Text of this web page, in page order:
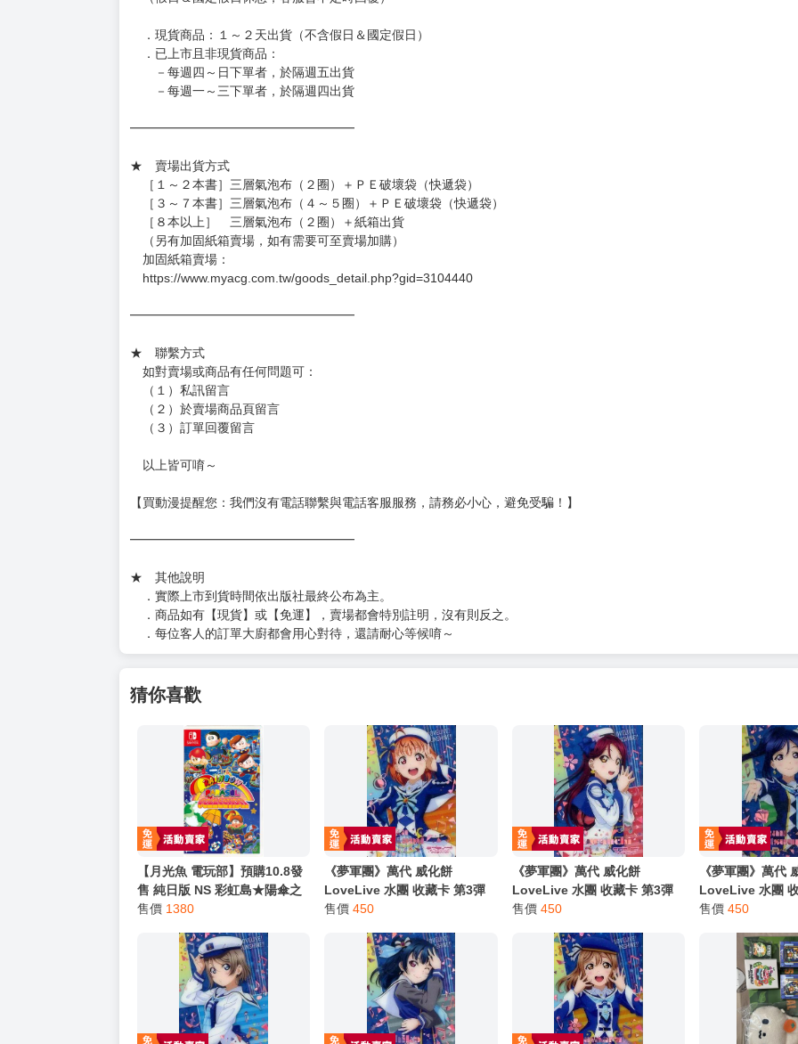
約發售後1個月-2個月抵台。
◆如遇缺貨或砍單，將另行通知並取消訂單，敬請諒解。
週一～週五 １０：００～１９：００
（假日＆國定假日休息，客服會不定時回覆）
．現貨商品：１～２天出貨（不含假日＆國定假日）
．已上市且非現貨商品：
－每週四～日下單者，於隔週五出貨
－每週一～三下單者，於隔週四出貨
★ 賣場出貨方式
［１～２本書］三層氣泡布（２圈）＋ＰＥ破壞袋（快遞袋）
［３～７本書］三層氣泡布（４～５圈）＋ＰＥ破壞袋（快遞袋）
［８本以上］ 三層氣泡布（２圈）＋紙箱出貨
（另有加固紙箱賣場，如有需要可至賣場加購）
https://www.myacg.com.tw/goods_detail.php?gid=3104440
━━━━━━━━━━━━━━━━━━
（１）私訊留言
（２）於賣場商品頁留言
（３）訂單回覆留言
【買動漫提醒您：我們沒有電話聯繫與電話客服服務，請務必小心，避免受騙！】
★ 其他說明
．實際上市到貨時間依出版社最終公布為主。
．商品如有【現貨】或【免運】，賣場都會特別註明，沒有則反之。
．每位客人的訂單大廚都會用心對待，還請耐心等候唷～
猜你喜歡